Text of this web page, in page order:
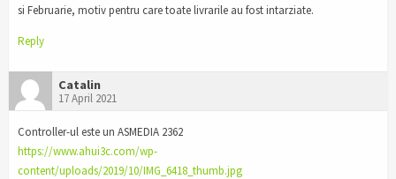
si Februarie, motiv pentru care toate livrarile au fost intarziate.
Reply
Catalin
17 April 2021
Controller-ul este un ASMEDIA 2362
https://www.ahui3c.com/wp-
content/uploads/2019/10/IMG_6418_thumb.jpg